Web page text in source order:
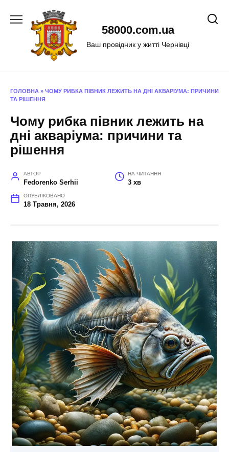
58000.com.ua
Ваш провідник у житті Чернівці
ГОЛОВНА » ЧОМУ РИБКА ПІВНИК ЛЕЖИТЬ НА ДНІ АКВАРІУМА: ПРИЧИНИ
ТА РІШЕННЯ
Чому рибка півник лежить на
дні акваріума: причини та
рішення
АВТОР
Fedorenko Serhii
НА ЧИТАННЯ
3 хв
ОПУБЛІКОВАНО
18 Травня, 2026